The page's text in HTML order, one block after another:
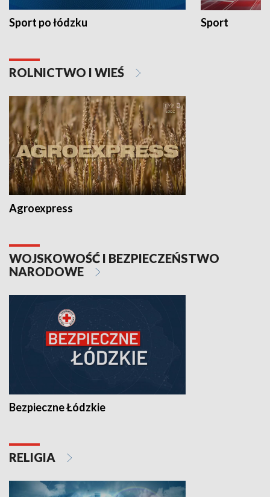
Sport po łódzku Sport
ROLNICTWO I WIEŚ
Agroexpress
WOJSKOWOŚĆ I BEZPIECZEŃSTWO
NARODOWE
Bezpieczne Łódzkie
RELIGIA